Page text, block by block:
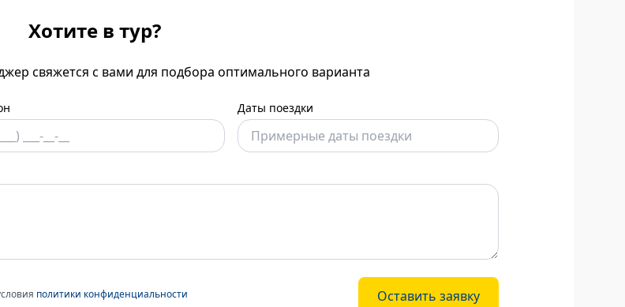
Хотите в тур?
свяжется с вами для подбора оптимального варианта
Даты поездки
политики конфиденциальности Оставить заявку